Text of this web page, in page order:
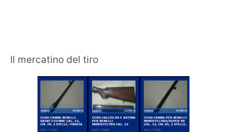
Il mercatino del tiro